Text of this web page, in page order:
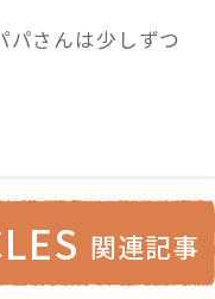
パさんは少しずつ
関連記事